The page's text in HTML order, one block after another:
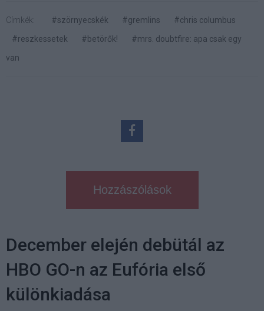
Címkék: #szörnyecskék #gremlins
#chris columbus
#reszkessetek
#betörők!
#mrs. doubtfire: apa csak egy
van
Hozzászólások
December elején debütál az
HBO GO-n az Eufória első
különkiadása